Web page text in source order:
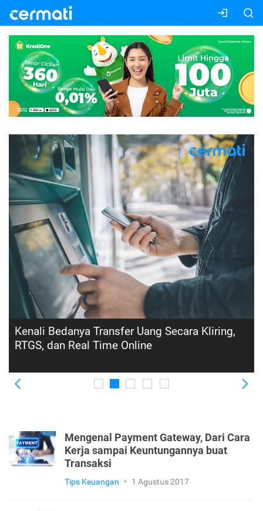
Mesin EDC, Ini Cara Kerja, Jenis, dan Tips
Penggunaannya!
Mengenal Payment Gateway, Dari Cara
Kerja sampai Keuntungannya buat
Transaksi
Tips Keuangan • 1 Agustus 2017